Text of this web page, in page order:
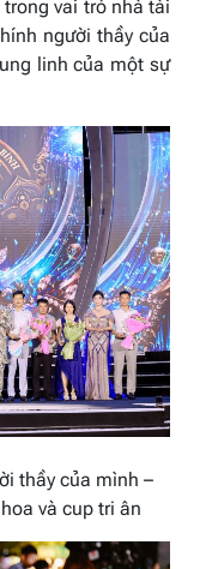
vai trò nhà tài
người thầy của
linh của một sự
thầy của mình –
và cup tri ân